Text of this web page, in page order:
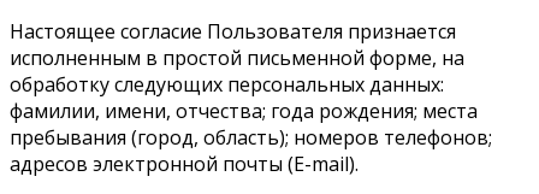
Настоящее согласие Пользователя признается
исполненным в простой письменной форме, на
обработку следующих персональных данных:
фамилии, имени, отчества; года рождения; места
пребывания (город, область); номеров телефонов;
адресов электронной почты (E-mail).